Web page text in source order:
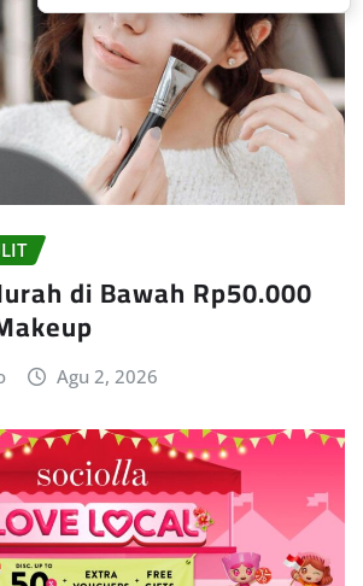
di Bawah Rp50.000
Agu 2, 2026